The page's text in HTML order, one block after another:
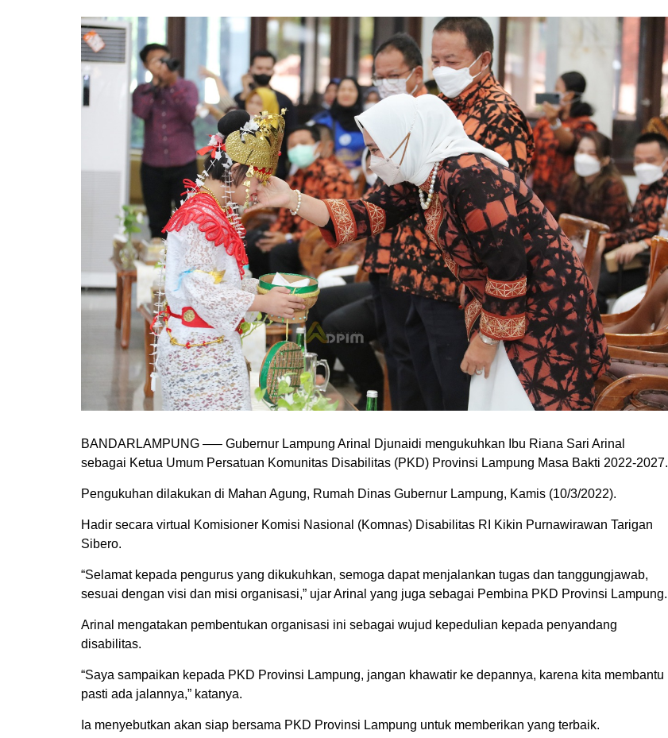
BANDARLAMPUNG —– Gubernur Lampung Arinal Djunaidi mengukuhkan Ibu Riana Sari Arinal
sebagai Ketua Umum Persatuan Komunitas Disabilitas (PKD) Provinsi Lampung Masa Bakti 2022-2027.
Pengukuhan dilakukan di Mahan Agung, Rumah Dinas Gubernur Lampung, Kamis (10/3/2022).
Hadir secara virtual Komisioner Komisi Nasional (Komnas) Disabilitas RI Kikin Purnawirawan Tarigan
Sibero.
“Selamat kepada pengurus yang dikukuhkan, semoga dapat menjalankan tugas dan tanggungjawab,
sesuai dengan visi dan misi organisasi,” ujar Arinal yang juga sebagai Pembina PKD Provinsi Lampung.
Arinal mengatakan pembentukan organisasi ini sebagai wujud kepedulian kepada penyandang
disabilitas.
“Saya sampaikan kepada PKD Provinsi Lampung, jangan khawatir ke depannya, karena kita membantu
pasti ada jalannya,” katanya.
Ia menyebutkan akan siap bersama PKD Provinsi Lampung untuk memberikan yang terbaik.